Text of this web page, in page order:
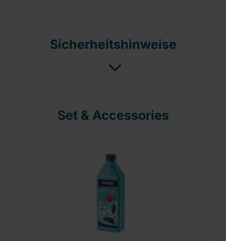
Sicherheitshinweise
Set & Accessories